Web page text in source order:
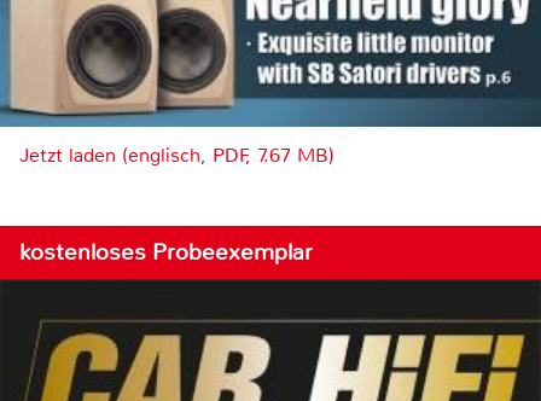
Jetzt laden (englisch, PDF, 7.67 MB)
kostenloses Probeexemplar